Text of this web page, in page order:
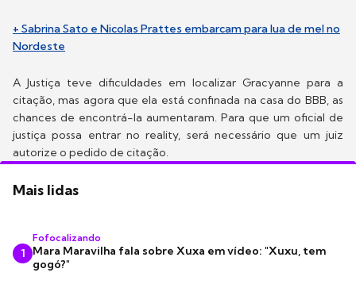
+ Sabrina Sato e Nicolas Prattes embarcam para lua de mel no
Nordeste
A Justiça teve dificuldades em localizar Gracyanne para a
citação, mas agora que ela está confinada na casa do BBB, as
chances de encontrá-la aumentaram. Para que um oficial de
justiça possa entrar no reality, será necessário que um juiz
autorize o pedido de citação.
Mais lidas
1
Fofocalizando
Mara Maravilha fala sobre Xuxa em vídeo: "Xuxu, tem
gogó?"